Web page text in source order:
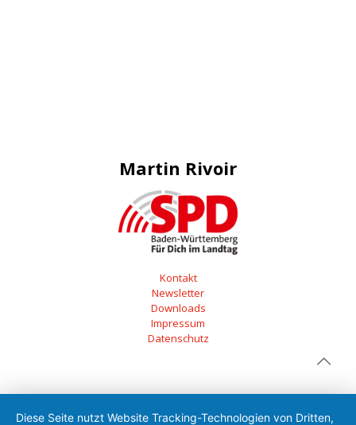
Martin Rivoir
Kontakt
Newsletter
Downloads
Impressum
Datenschutz
Diese Seite nutzt Website Tracking-Technologien von Dritten,